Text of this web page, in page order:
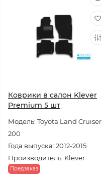
Коврики в салон Klever
Premium 5 шт
Модель: Toyota Land Cruiser
200
Года выпуска: 2012-2015
Производитель: Klever
Предзаказ